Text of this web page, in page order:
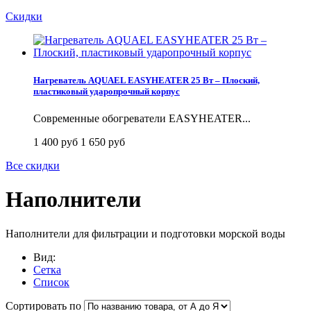
Скидки
Нагреватель AQUAEL EASYHEATER 25 Вт – Плоский,
пластиковый ударопрочный корпус
Современные обогреватели EASYHEATER...
1 400 руб 1 650 руб
Все скидки
Наполнители
Наполнители для фильтрации и подготовки морской воды
Вид:
Сетка
Список
Сортировать по